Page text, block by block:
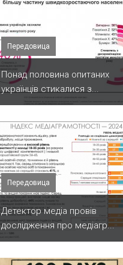
Передовица
Понад половина опитаних
українців стикалися з...
Передовица
Детектор медіа провів
дослідження про медіагр...